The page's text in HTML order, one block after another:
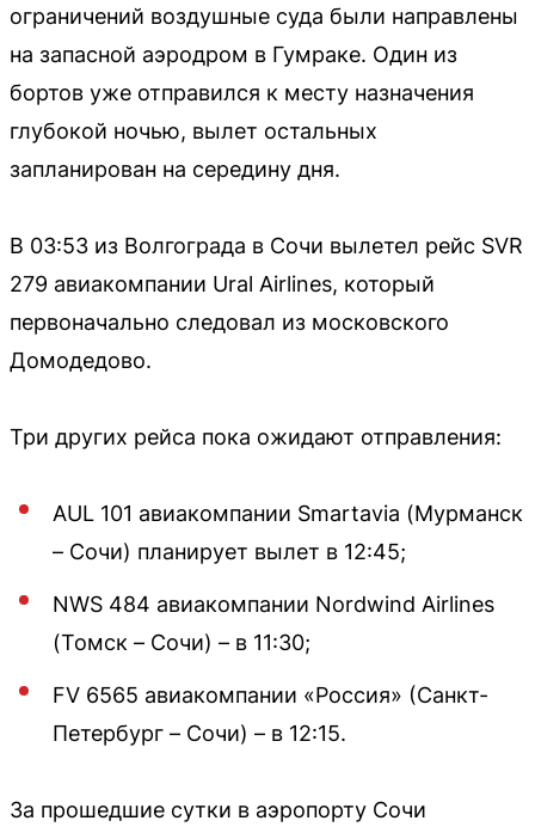
ограничений воздушные суда были направлены
на запасной аэродром в Гумраке. Один из
бортов уже отправился к месту назначения
глубокой ночью, вылет остальных
запланирован на середину дня.
В 03:53 из Волгограда в Сочи вылетел рейс SVR
279 авиакомпании Ural Airlines, который
первоначально следовал из московского
Домодедово.
Три других рейса пока ожидают отправления:
AUL 101 авиакомпании Smartavia (Мурманск
– Сочи) планирует вылет в 12:45;
NWS 484 авиакомпании Nordwind Airlines
(Томск – Сочи) – в 11:30;
FV 6565 авиакомпании «Россия» (Санкт-
Петербург – Сочи) – в 12:15.
За прошедшие сутки в аэропорту Сочи